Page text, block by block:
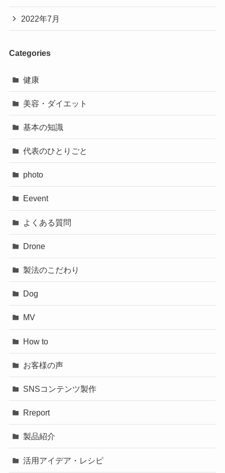
2022年7月
Categories
健康
美容・ダイエット
基本の知識
代表のひとりごと
photo
Eevent
よくある質問
Drone
製法のこだわり
Dog
MV
How to
お客様の声
SNSコンテンツ製作
Rreport
製品紹介
活用アイデア・レシピ